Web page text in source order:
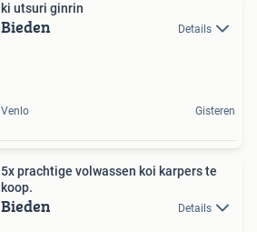
ki utsuri ginrin
Bieden Details
Venlo Gisteren
5x prachtige volwassen koi karpers te
koop.
Bieden Details